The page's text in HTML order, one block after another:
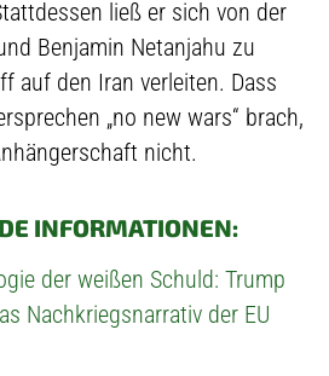
ließ er sich von der
Benjamin Netanjahu zu
auf den Iran verleiten. Dass
„no new wars“ brach,
nicht.
INFORMATIONEN:
der weißen Schuld: Trump
Nachkriegsnarrativ der EU